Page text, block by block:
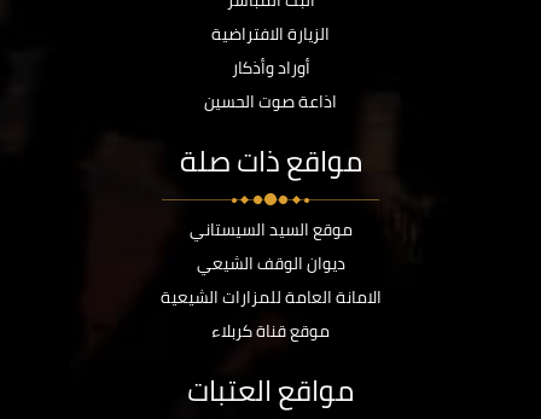
الزيارة الافتراضية
أوراد وأذكار
اذاعة صوت الحسين
مواقع ذات صلة
موقع السيد السيستاني
ديوان الوقف الشيعي
الامانة العامة للمزارات الشيعية
موقع قناة كربلاء
مواقع العتبات